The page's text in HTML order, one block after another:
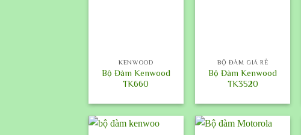
KENWOOD
Bộ Đàm Kenwood
TK660
BỘ ĐÀM GIÁ RẺ
Bộ Đàm Kenwood
TK3520